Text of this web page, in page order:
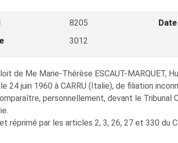
8205
3012
de Me Marie-Thérèse ESCAUT-MARQUET,
le 24 juin 1960 à CARRU (Italie), de filiation
personnellement, devant le Tribunal
réprimé par les articles 2, 3, 26, 27 et 330 du